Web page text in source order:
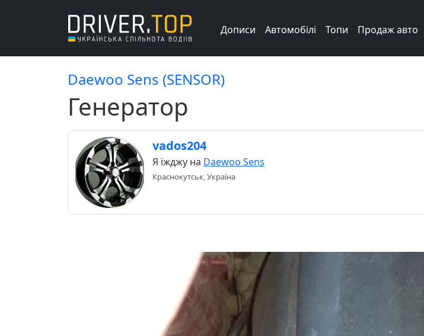
Дописи Автомобілі Топи Продаж авто
Daewoo Sens (SENSOR)
Генератор
vados204
Я їжджу на Daewoo Sens
Краснокутськ, Україна